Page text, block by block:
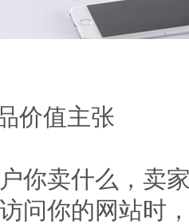
值主张
卖什么，卖家
问你的网站时